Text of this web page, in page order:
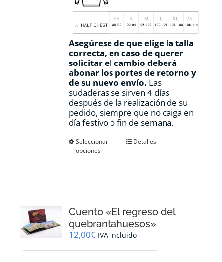
Asegúrese de que elige la talla
correcta, en caso de querer
solicitar el cambio deberá
abonar los portes de retorno y
de su nuevo envío. Las
sudaderas se sirven 4 días
después de la realización de su
pedido, siempre que no caiga en
día festivo o fin de semana.
Seleccionar
opciones
Este
se
pueden
elegir
en
la
Detalles
Cuento «El regreso del
quebrantahuesos»
12,00€ IVA incluido